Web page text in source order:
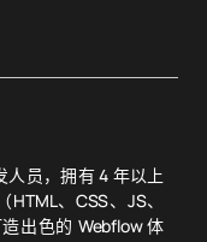
人员，拥有 4 年以上
、CSS、JS、
出色的 Webflow 体